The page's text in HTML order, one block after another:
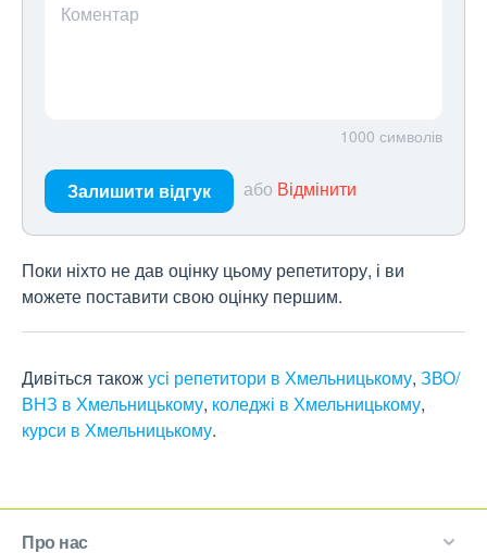
Коментар
1000 символів
Залишити відгук або Відмінити
Поки ніхто не дав оцінку цьому репетитору, і ви
можете поставити свою оцінку першим.
Дивіться такожусі репетитори в Хмельницькому, ЗВО/
ВНЗ в Хмельницькому, коледжі в Хмельницькому,
курси в Хмельницькому.
Про нас